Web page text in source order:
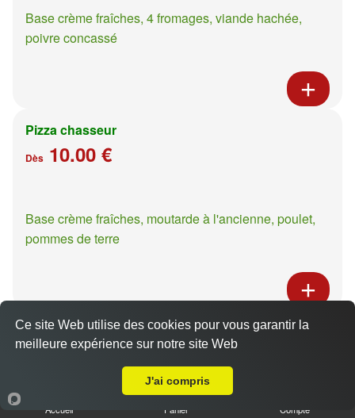
Base crème fraîches, 4 fromages, viande hachée,
poivre concassé
Pizza chasseur
Dès 10.00 €
Base crème fraîches, moutarde à l'ancienne, poulet,
pommes de terre
Pizza casa presto
10.00 €
Accueil Panier Compte
Ce site Web utilise des cookies pour vous garantir la
meilleure expérience sur notre site Web
J'ai compris